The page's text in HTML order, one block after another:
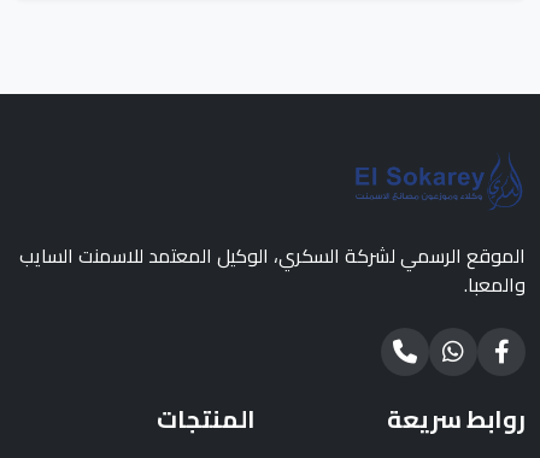
الموقع الرسمي لشركة السكري، الوكيل المعتمد للاسمنت السايب
والمعبا.
روابط سريعة المنتجات